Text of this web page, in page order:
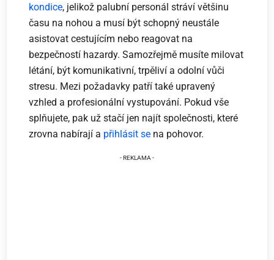
kondice, jelikož palubní personál stráví většinu
času na nohou a musí být schopný neustále
asistovat cestujícím nebo reagovat na
bezpečností hazardy. Samozřejmě musíte milovat
létání, být komunikativní, trpěliví a odolní vůči
stresu. Mezi požadavky patří také upravený
vzhled a profesionální vystupování. Pokud vše
splňujete, pak už stačí jen najít společnosti, které
zrovna nabírají a přihlásit se na pohovor.